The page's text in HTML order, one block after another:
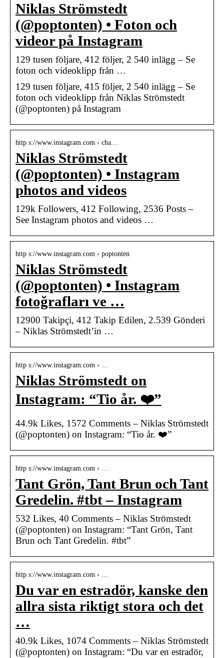
Niklas Strömstedt
(@poptonten) • Foton och
videor på Instagram
129 tusen följare, 412 följer, 2 540 inlägg – Se
foton och videoklipp från …
129 tusen följare, 415 följer, 2 540 inlägg – Se
foton och videoklipp från Niklas Strömstedt
(@poptonten) på Instagram
http s://www.instagram.com › cha…
Niklas Strömstedt
(@poptonten) • Instagram
photos and videos
129k Followers, 412 Following, 2536 Posts –
See Instagram photos and videos …
http s://www.instagram.com › poptonten
Niklas Strömstedt
(@poptonten) • Instagram
fotoğrafları ve …
12900 Takipçi, 412 Takip Edilen, 2.539 Gönderi
– Niklas Strömstedt’in …
http s://www.instagram.com › …
Niklas Strömstedt on
Instagram: “Tio år. ❤️”
44.9k Likes, 1572 Comments – Niklas Strömstedt
(@poptonten) on Instagram: “Tio år. ❤️”
http s://www.instagram.com › …
Tant Grön, Tant Brun och Tant
Gredelin. #tbt – Instagram
532 Likes, 40 Comments – Niklas Strömstedt
(@poptonten) on Instagram: “Tant Grön, Tant
Brun och Tant Gredelin. #tbt”
http s://www.instagram.com › …
Du var en estradör, kanske den
allra sista riktigt stora och det
…
40.9k Likes, 1074 Comments – Niklas Strömstedt
(@poptonten) on Instagram: “Du var en estradör,